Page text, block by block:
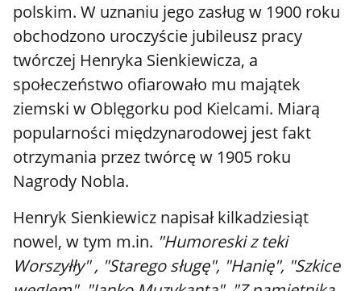
polskim. W uznaniu jego zasług w 1900 roku
obchodzono uroczyście jubileusz pracy
twórczej Henryka Sienkiewicza, a
społeczeństwo ofiarowało mu majątek
ziemski w Oblęgorku pod Kielcami. Miarą
popularności międzynarodowej jest fakt
otrzymania przez twórcę w 1905 roku
Nagrody Nobla.
Henryk Sienkiewicz napisał kilkadziesiąt
nowel, w tym m.in. "Humoreski z teki
Worszyłły" , "Starego sługę", "Hanię", "Szkice